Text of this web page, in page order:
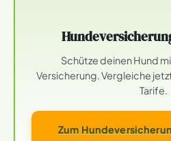
Schütze deinen Hund
Versicherung. Vergleiche
Tarife.
Zum